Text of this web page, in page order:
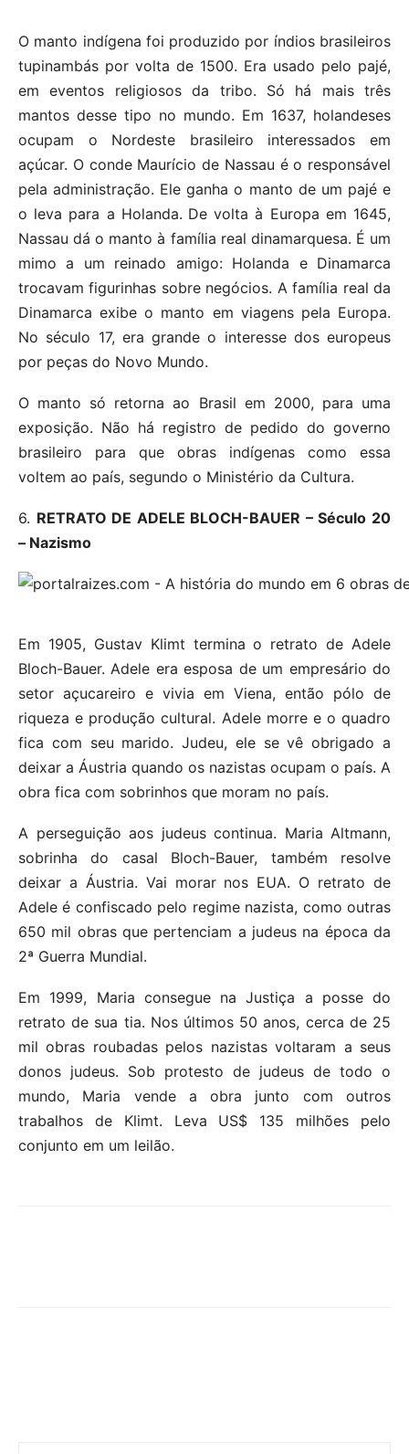
O manto indígena foi produzido por índios brasileiros
tupinambás por volta de 1500. Era usado pelo pajé,
em eventos religiosos da tribo. Só há mais três
mantos desse tipo no mundo. Em 1637, holandeses
ocupam o Nordeste brasileiro interessados em
açúcar. O conde Maurício de Nassau é o responsável
pela administração. Ele ganha o manto de um pajé e
o leva para a Holanda. De volta à Europa em 1645,
Nassau dá o manto à família real dinamarquesa. É um
mimo a um reinado amigo: Holanda e Dinamarca
trocavam figurinhas sobre negócios. A família real da
Dinamarca exibe o manto em viagens pela Europa.
No século 17, era grande o interesse dos europeus
por peças do Novo Mundo.
O manto só retorna ao Brasil em 2000, para uma
exposição. Não há registro de pedido do governo
brasileiro para que obras indígenas como essa
voltem ao país, segundo o Ministério da Cultura.
6. RETRATO DE ADELE BLOCH-BAUER – Século 20
– Nazismo
Em 1905, Gustav Klimt termina o retrato de Adele
Bloch-Bauer. Adele era esposa de um empresário do
setor açucareiro e vivia em Viena, então pólo de
riqueza e produção cultural. Adele morre e o quadro
fica com seu marido. Judeu, ele se vê obrigado a
deixar a Áustria quando os nazistas ocupam o país. A
obra fica com sobrinhos que moram no país.
A perseguição aos judeus continua. Maria Altmann,
sobrinha do casal Bloch-Bauer, também resolve
deixar a Áustria. Vai morar nos EUA. O retrato de
Adele é confiscado pelo regime nazista, como outras
650 mil obras que pertenciam a judeus na época da
2ª Guerra Mundial.
Em 1999, Maria consegue na Justiça a posse do
retrato de sua tia. Nos últimos 50 anos, cerca de 25
mil obras roubadas pelos nazistas voltaram a seus
donos judeus. Sob protesto de judeus de todo o
mundo, Maria vende a obra junto com outros
trabalhos de Klimt. Leva US$ 135 milhões pelo
conjunto em um leilão.